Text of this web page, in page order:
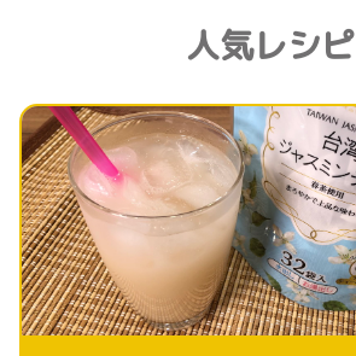
人気レシピ